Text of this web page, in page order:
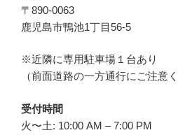
〒890-0063
鹿児島市鴨池1丁目56-5
※近隣に専用駐車場１台あり
（前面道路の一方通行にご注意
受付時間
火〜土: 10:00 AM – 7:00 PM